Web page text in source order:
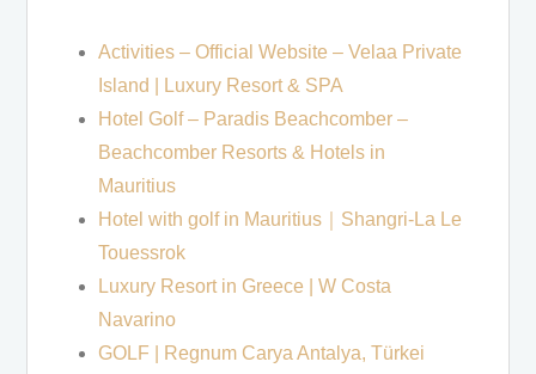
Activities – Official Website – Velaa Private
Island | Luxury Resort & SPA
Hotel Golf – Paradis Beachcomber –
Beachcomber Resorts & Hotels in
Mauritius
Hotel with golf in Mauritius｜Shangri-La Le
Touessrok
Luxury Resort in Greece | W Costa
Navarino
GOLF | Regnum Carya Antalya, Türkei